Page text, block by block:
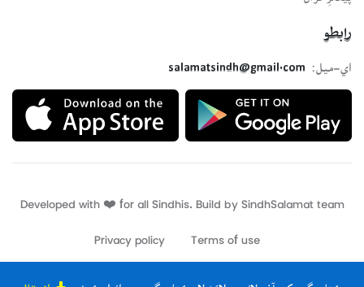
ڪتاب گهر کي آف لائين ھلائڻ لاءِ ڪتاب گهر جي ائپليڪيشن انسٽال
رابطو
اي-ميل:
salamatsindh@gmail.com
Developed with ❤️ for all Sindhis. Build by
Terms of use